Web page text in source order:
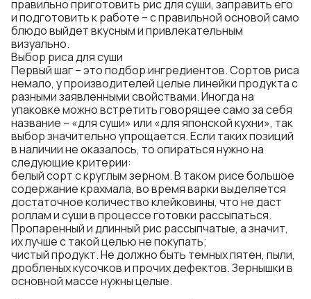
правильно приготовить рис для суши, заправить его
и подготовить к работе – с правильной основой само
блюдо выйдет вкусным и привлекательным
визуально.
Выбор риса для суши
Первый шаг – это подбор ингредиентов. Сортов риса
немало, у производителей целые линейки продукта с
разными заявленными свойствами. Иногда на
упаковке можно встретить говорящее само за себя
название – «для суши» или «для японской кухни», так
выбор значительно упрощается. Если таких позиций
в наличии не оказалось, то опираться нужно на
следующие критерии:
белый сорт с круглым зерном. В таком рисе большое
содержание крахмала, во время варки выделяется
достаточное количество клейковины, что не даст
роллам и суши в процессе готовки рассыпаться.
Пропаренный и длинный рис рассыпчатые, а значит,
их лучше с такой целью не покупать;
чистый продукт. Не должно быть темных пятен, пыли,
дробленых кусочков и прочих дефектов. Зернышки в
основной массе нужны целые.